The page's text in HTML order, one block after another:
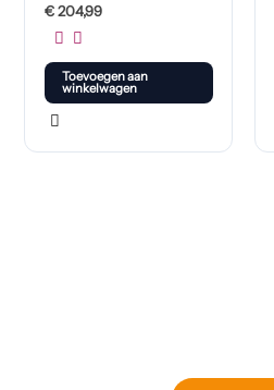
€204,99
Toevoegen aan
winkelwagen